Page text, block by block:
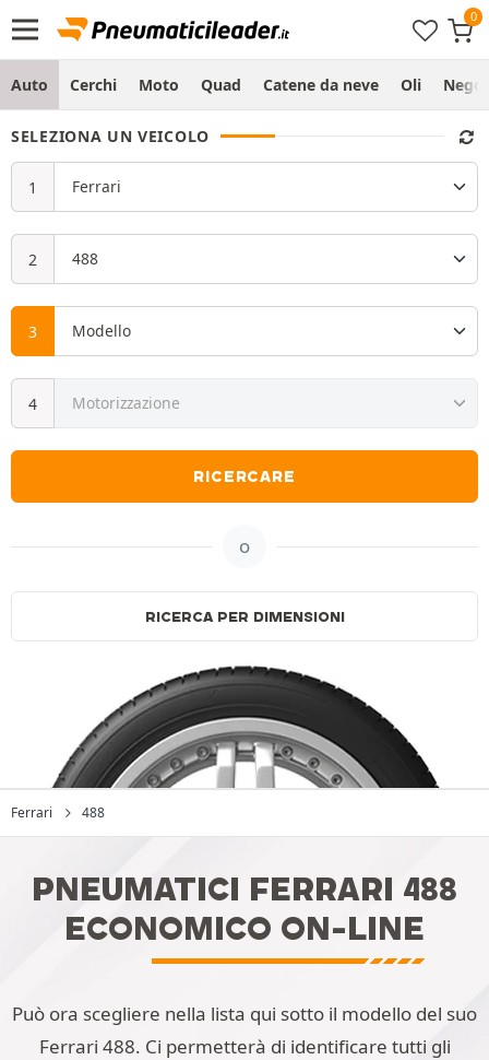
Auto Cerchi Moto Quad Catene da neve Oli
SELEZIONA UN VEICOLO
RICERCARE
o
RICERCA PER DIMENSIONI
Ferrari 488
PNEUMATICI FERRARI 488
ECONOMICO ON-LINE
Può ora scegliere nella lista qui sotto il modello del suo
Ferrari 488. Ci permetterà di identificare tutti gli